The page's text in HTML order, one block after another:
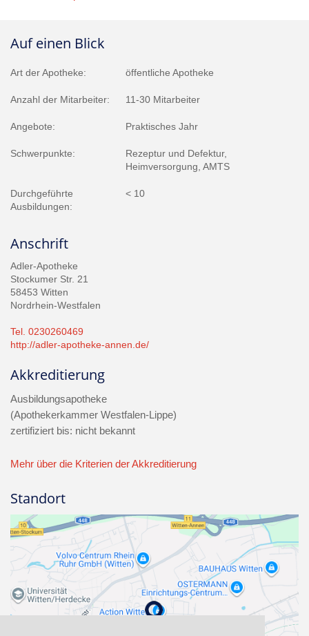
Auf einen Blick
Art der Apotheke: öffentliche Apotheke
Anzahl der Mitarbeiter: 11-30 Mitarbeiter
Angebote: Praktisches Jahr
Schwerpunkte:
Rezeptur und Defektur,
Heimversorgung, AMTS
Durchgeführte
Ausbildungen:
< 10
Anschrift
Adler-Apotheke
Stockumer Str. 21
58453 Witten
Nordrhein-Westfalen
Tel. 0230260469
http://adler-apotheke-annen.de/
Akkreditierung
Ausbildungsapotheke
(Apothekerkammer Westfalen-Lippe)
zertifiziert bis: nicht bekannt
Mehr über die Kriterien der Akkreditierung
Standort